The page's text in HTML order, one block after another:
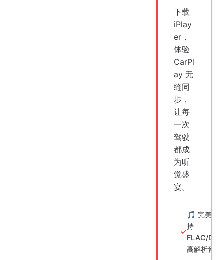
下载
iPlay
er，
体验
CarPl
ay 无
缝同
步，
让每
一次
驾驶
都成
为听
觉盛
宴。
🎵 完美支
持
FLAC/DSD
高解析音频